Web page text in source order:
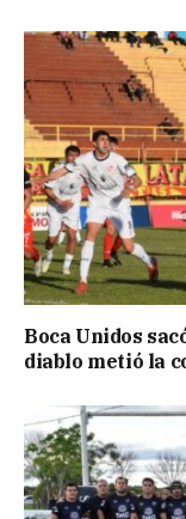
Boca Unidos
diablo metió la